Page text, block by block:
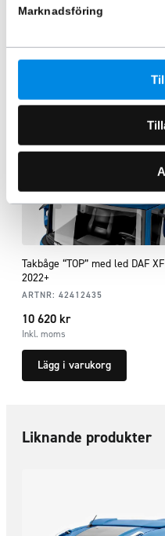
Marknadsföring
Inkl. moms
Lägg i varukorg
Takbåge “TOP” med led DAF XF
2022+
ARTNR: 42412435
10 620 kr
Inkl. moms
Lägg i varukorg
Liknande produkter